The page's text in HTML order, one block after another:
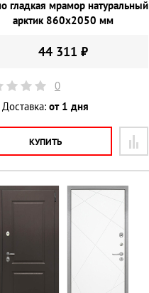
гладкая мрамор натуральный
арктик 860х2050 мм
44 311 ₽
0
Доставка: от 1 дня
КУПИТЬ